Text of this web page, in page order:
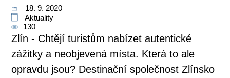
18. 9. 2020
Aktuality
130
Zlín - Chtějí turistům nabízet autentické
zážitky a neobjevená místa. Která to ale
opravdu jsou? Destinační společnost Zlínsko